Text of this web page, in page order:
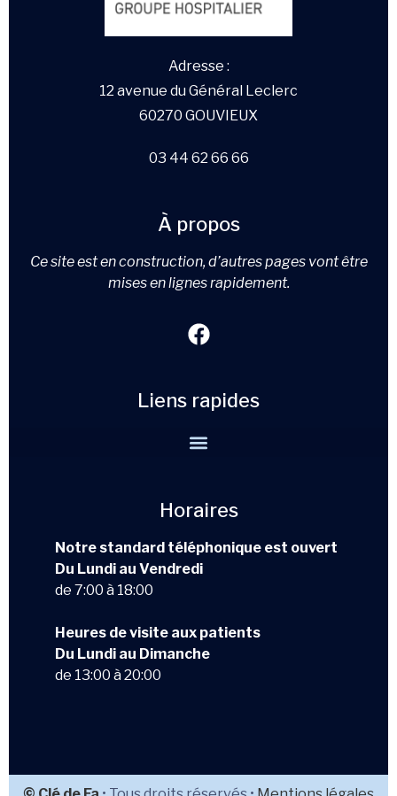
Adresse :
12 avenue du Général Leclerc
60270 GOUVIEUX
03 44 62 66 66
À propos
Ce site est en construction, d’autres pages vont être
mises en lignes rapidement.
Liens rapides
Horaires
Notre standard téléphonique est ouvert
Du Lundi au Vendredi
de 7:00 à 18:00
Heures de visite aux patients
Du Lundi au Dimanche
de 13:00 à 20:00